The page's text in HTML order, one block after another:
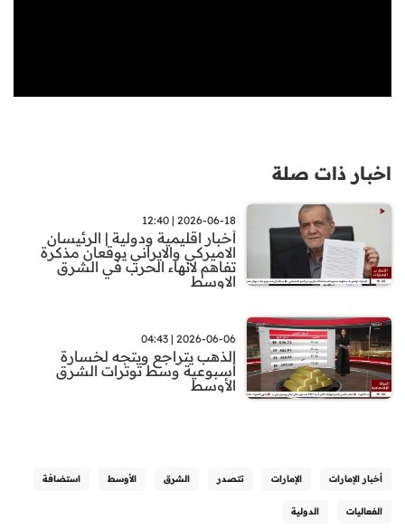
اخبار ذات صلة
2026-06-18 | 12:40
أخبار اقليمية ودولية | الرئيسان
الاميركي والايراني يوقعان مذكرة
تفاهم لانهاء الحرب في الشرق
الاوسط
2026-06-06 | 04:43
الذهب يتراجع ويتجه لخسارة
أسبوعية وسط توترات الشرق
الأوسط
أخبار الإمارات الإمارات تتصدر الشرق الأوسط استضافة
الفعاليات الدولية